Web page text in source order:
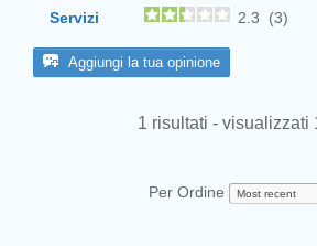
Servizi
2.3 (3)
Aggiungi la tua opinione
1 risultati - visualizzati
Per Ordine